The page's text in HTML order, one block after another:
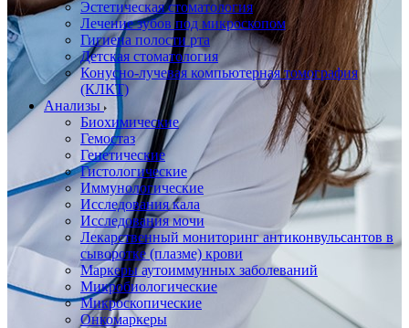
Эстетическая стоматология
Лечение зубов под микроскопом
Гигиена полости рта
Детская стоматология
Конусно-лучевая компьютерная томография
(КЛКТ)
Анализы
Биохимические
Гемостаз
Генетические
Гистологические
Иммунологические
Исследования кала
Исследования мочи
Лекарственный мониторинг антиконвульсантов в
сыворотке (плазме) крови
Маркеры аутоиммунных заболеваний
Микробиологические
Микроскопические
Онкомаркеры